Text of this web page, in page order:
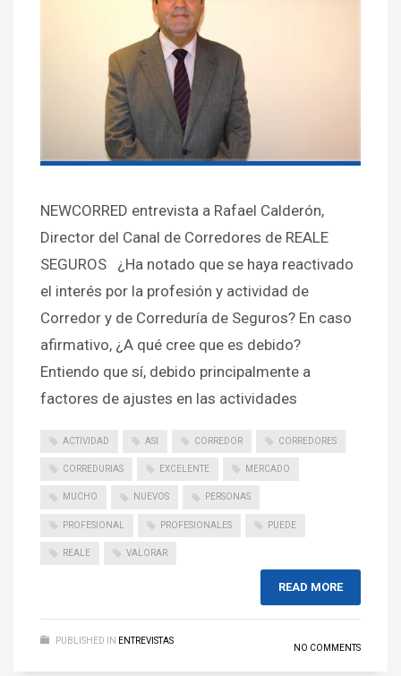
NEWCORRED entrevista a Rafael Calderón,
Director del Canal de Corredores de REALE
SEGUROS ¿Ha notado que se haya reactivado
el interés por la profesión y actividad de
Corredor y de Correduría de Seguros? En caso
afirmativo, ¿A qué cree que es debido?
Entiendo que sí, debido principalmente a
factores de ajustes en las actividades
ACTIVIDAD ASI CORREDOR CORREDORES
CORREDURIAS EXCELENTE MERCADO
MUCHO NUEVOS PERSONAS
PROFESIONAL PROFESIONALES PUEDE
REALE VALORAR
READ MORE
PUBLISHED IN ENTREVISTAS
NO COMMENTS